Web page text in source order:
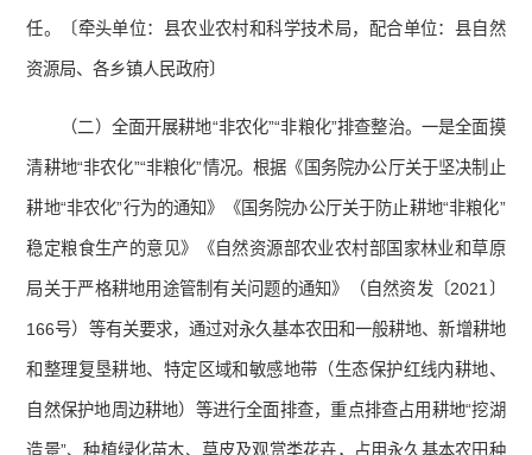
任。〔牵头单位：县农业农村和科学技术局，配合单位：县自然
资源局、各乡镇人民政府〕
（二）全面开展耕地“非农化”“非粮化”排查整治。一是全面摸
清耕地“非农化”“非粮化”情况。根据《国务院办公厅关于坚决制止
耕地“非农化”行为的通知》《国务院办公厅关于防止耕地“非粮化”
稳定粮食生产的意见》《自然资源部农业农村部国家林业和草原
局关于严格耕地用途管制有关问题的通知》（自然资发〔2021〕
166号）等有关要求，通过对永久基本农田和一般耕地、新增耕地
和整理复垦耕地、特定区域和敏感地带（生态保护红线内耕地、
自然保护地周边耕地）等进行全面排查，重点排查占用耕地“挖湖
造景”、种植绿化苗木、草皮及观赏类花卉，占用永久基本农田种